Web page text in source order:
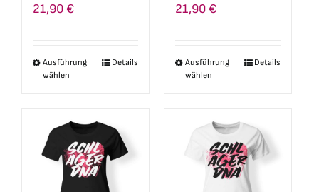
21,90 €
Ausführung
wählen
Dieses
mehrere
Varianten
auf.
Details
21,90 €
Ausführung
wählen
Dieses
mehrere
Varianten
auf.
Details